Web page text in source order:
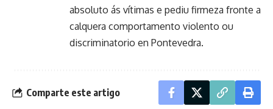
absoluto ás vítimas e pediu firmeza fronte a
calquera comportamento violento ou
discriminatorio en Pontevedra.
Comparte este artigo